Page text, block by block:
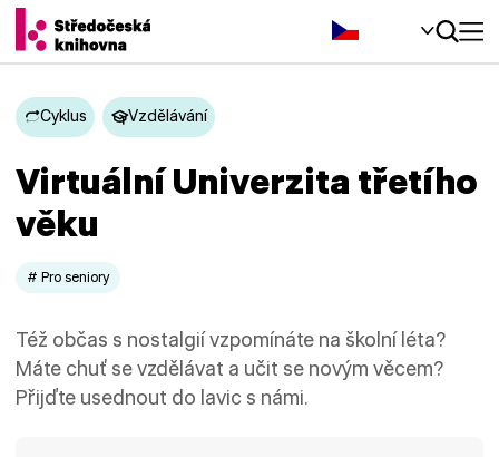
Čeština‎
Cyklus Vzdělávání
Virtuální Univerzita třetího
věku
# Pro seniory
Též občas s nostalgií vzpomínáte na školní léta?
Máte chuť se vzdělávat a učit se novým věcem?
Přijďte usednout do lavic s námi.